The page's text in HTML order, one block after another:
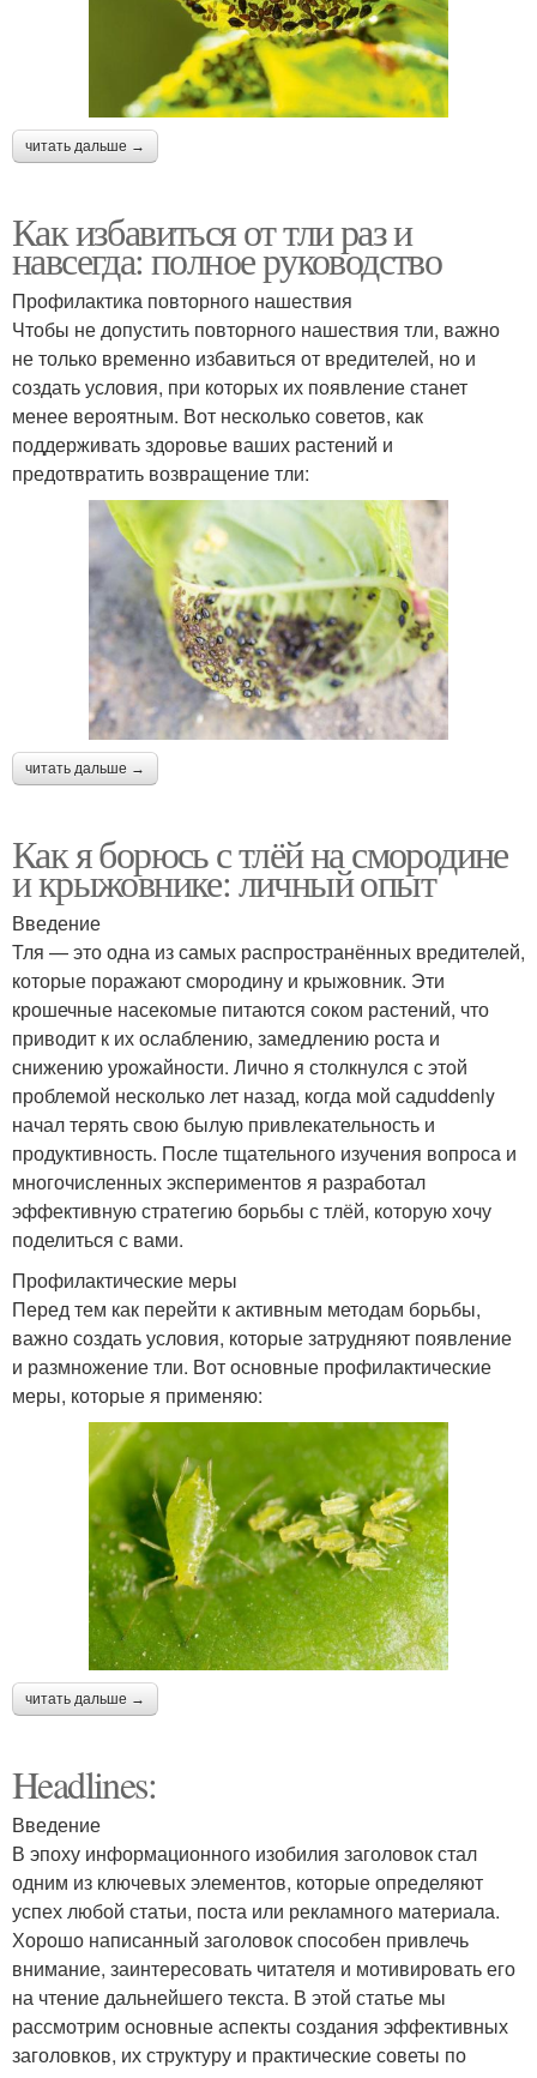
читать дальше →
Как избавиться от тли раз и
навсегда: полное руководство
Профилактика повторного нашествия
Чтобы не допустить повторного нашествия тли, важно
не только временно избавиться от вредителей, но и
создать условия, при которых их появление станет
менее вероятным. Вот несколько советов, как
поддерживать здоровье ваших растений и
предотвратить возвращение тли:
читать дальше →
Как я борюсь с тлёй на смородине
и крыжовнике: личный опыт
Введение
Тля — это одна из самых распространённых вредителей,
которые поражают смородину и крыжовник. Эти
крошечные насекомые питаются соком растений, что
приводит к их ослаблению, замедлению роста и
снижению урожайности. Лично я столкнулся с этой
проблемой несколько лет назад, когда мой садuddenly
начал терять свою былую привлекательность и
продуктивность. После тщательного изучения вопроса и
многочисленных экспериментов я разработал
эффективную стратегию борьбы с тлёй, которую хочу
поделиться с вами.
Профилактические меры
Перед тем как перейти к активным методам борьбы,
важно создать условия, которые затрудняют появление
и размножение тли. Вот основные профилактические
меры, которые я применяю:
читать дальше →
Headlines:
Введение
В эпоху информационного изобилия заголовок стал
одним из ключевых элементов, которые определяют
успех любой статьи, поста или рекламного материала.
Хорошо написанный заголовок способен привлечь
внимание, заинтересовать читателя и мотивировать его
на чтение дальнейшего текста. В этой статье мы
рассмотрим основные аспекты создания эффективных
заголовков, их структуру и практические советы по